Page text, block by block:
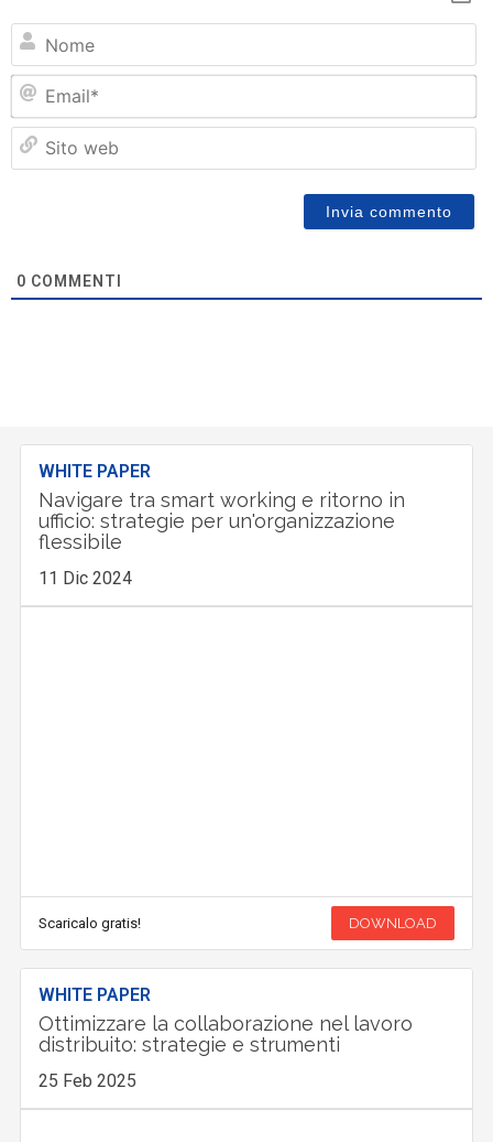
0 COMMENTI
WHITE PAPER
Navigare tra smart working e ritorno in
ufficio: strategie per un'organizzazione
flessibile
11 Dic 2024
Scaricalo gratis! DOWNLOAD
WHITE PAPER
Ottimizzare la collaborazione nel lavoro
distribuito: strategie e strumenti
25 Feb 2025